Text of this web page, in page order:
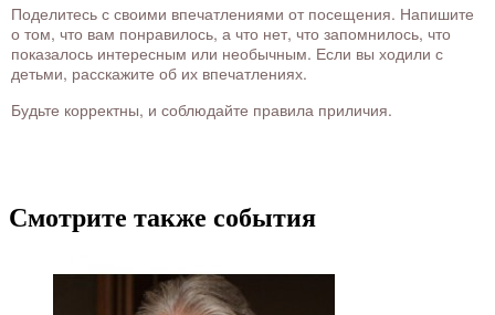
Поделитесь с своими впечатлениями от посещения. Напишите
о том, что вам понравилось, а что нет, что запомнилось, что
показалось интересным или необычным. Если вы ходили с
детьми, расскажите об их впечатлениях.
Будьте корректны, и соблюдайте правила приличия.
Смотрите также события